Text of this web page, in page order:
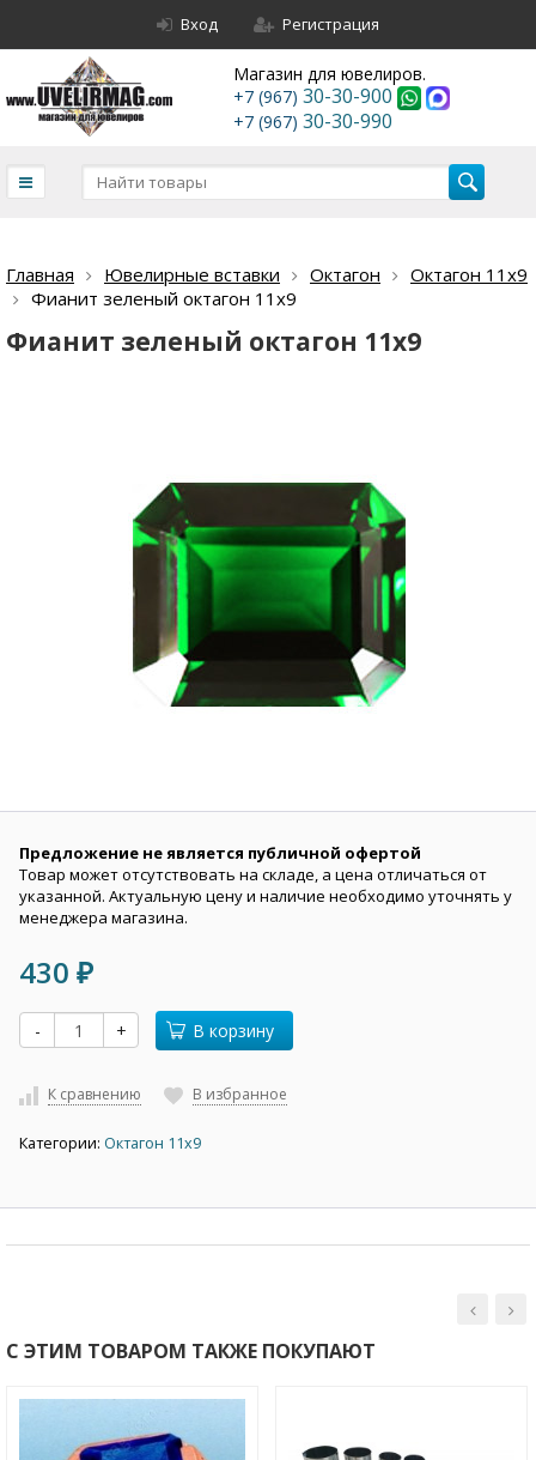
Вход Регистрация
Магазин для ювелиров.
+7 (967) 30-30-900
+7 (967) 30-30-990
Главная Ювелирные вставки Октагон
Октагон 11х9
Фианит зеленый октагон 11х9
Фианит зеленый октагон 11х9
Предложение не является публичной офертой
Товар может отсутствовать на складе, а цена отличаться от
указанной. Актуальную цену и наличие необходимо уточнять у
менеджера магазина.
430 ₽
- + В корзину
К сравнению В избранное
Категории: Октагон 11х9
С ЭТИМ ТОВАРОМ ТАКЖЕ ПОКУПАЮТ